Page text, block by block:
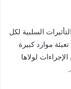
السلبية لكل
موارد كبيرة
لولاها